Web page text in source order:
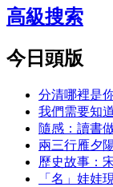
高級搜索
今日頭版
分清哪裡是
我們需要知
隨感：讀書
兩三行雁夕
歷史故事：
「名」娃娃